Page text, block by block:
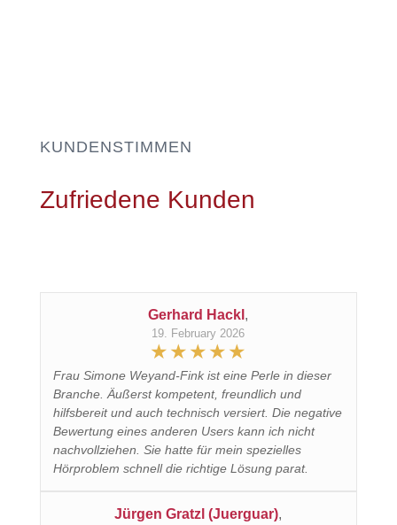
KUNDENSTIMMEN
Zufriedene Kunden
Gerhard Hackl,
19. February 2026
Frau Simone Weyand-Fink ist eine Perle in dieser
Branche. Äußerst kompetent, freundlich und
hilfsbereit und auch technisch versiert. Die negative
Bewertung eines anderen Users kann ich nicht
nachvollziehen. Sie hatte für mein spezielles
Hörproblem schnell die richtige Lösung parat.
Jürgen Gratzl (Juerguar),